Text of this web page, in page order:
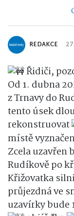
REDAKCE
Řidiči,
Od 1. dubna
z Trnavy do
tento úsek
rekonstruovat
místě
Zcela uzavřen
Rudíkově po
Křižovatka
průjezdná ve
uzavírky bude